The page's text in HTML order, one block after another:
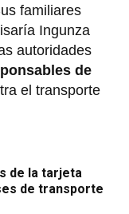
familiares
Ingunza
autoridades
de
el transporte
de la tarjeta
de transporte